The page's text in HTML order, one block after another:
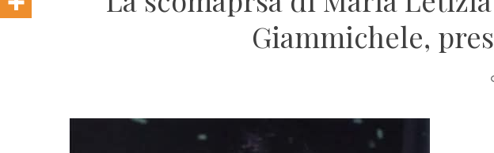
Giammichele,